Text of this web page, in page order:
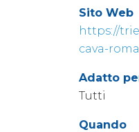
Sito Web
https://
cava-
Adatto
Tutti
Quando